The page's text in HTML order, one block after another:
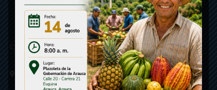
Contáctenos
Calle 20 - Carrera 21 Esquina
Código postal 810001